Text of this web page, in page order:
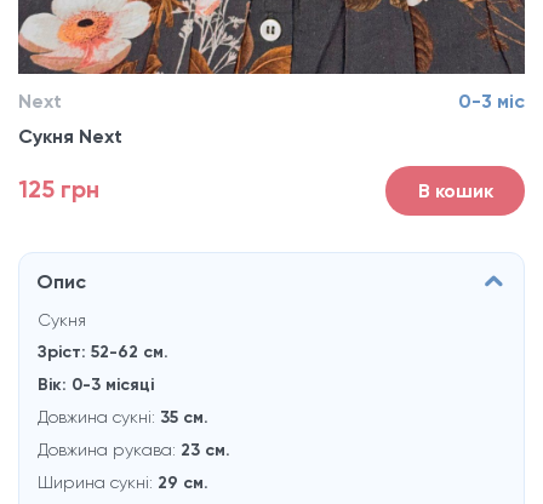
Next
0-3 міс
Сукня Next
125 грн В кошик
Опис
Сукня
Зріст: 52-62 см.
Вік: 0-3 мiсяцi
Довжина сукні: 35 см.
Довжина рукaва: 23 см.
Ширина сукні: 29 см.